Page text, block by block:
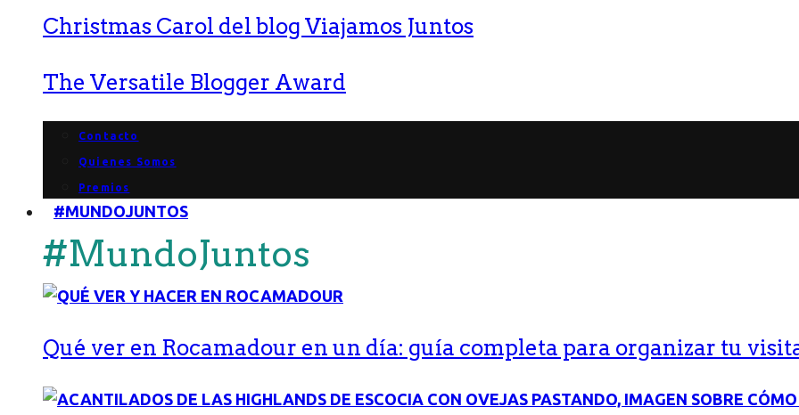
Christmas Carol del blog Viajamos Juntos
The Versatile Blogger Award
Contacto
Quienes Somos
Premios
#MUNDOJUNTOS
#MundoJuntos
Qué ver en Rocamadour en un día: guía completa para organizar tu